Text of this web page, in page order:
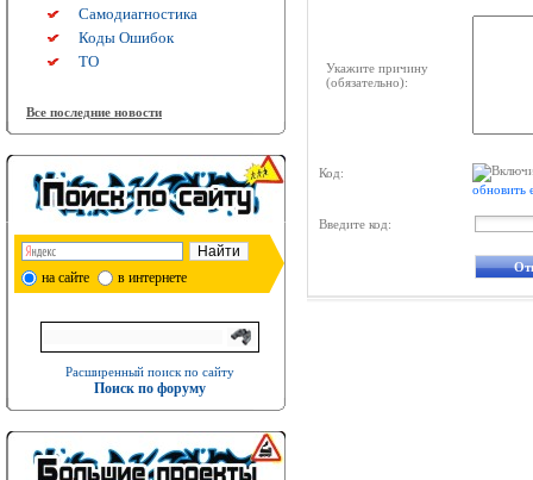
Самодиагностика
Коды Ошибок
ТО
Все последние новости
на сайте в интернете
Расширенный поиск по сайту
Поиск по форуму
Укажите причину
(обязательно):
Код:
обновить
Введите код: